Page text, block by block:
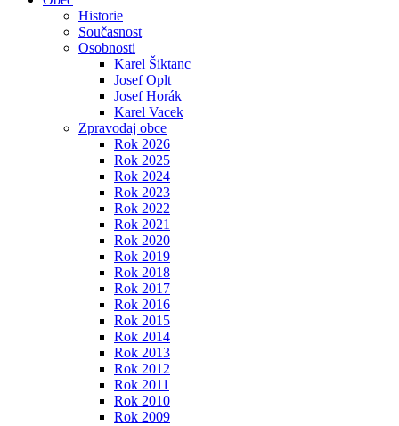
Historie
Současnost
Osobnosti
Karel Šiktanc
Josef Oplt
Josef Horák
Karel Vacek
Zpravodaj obce
Rok 2026
Rok 2025
Rok 2024
Rok 2023
Rok 2022
Rok 2021
Rok 2020
Rok 2019
Rok 2018
Rok 2017
Rok 2016
Rok 2015
Rok 2014
Rok 2013
Rok 2012
Rok 2011
Rok 2010
Rok 2009